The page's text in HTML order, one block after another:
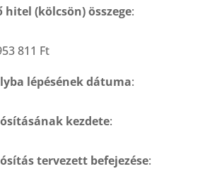
(kölcsön) összege:
811 Ft
lépésének dátuma:
kezdete:
tervezett befejezése: